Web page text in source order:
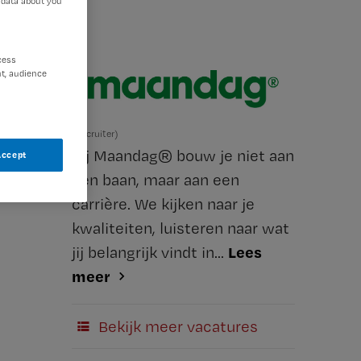
(Recruiter)
Bij Maandag® bouw je niet aan
een baan, maar aan een
carrière. We kijken naar je
kwaliteiten, luisteren naar wat
jij belangrijk vindt in... Lees
meer
Bekijk meer vacatures
audience